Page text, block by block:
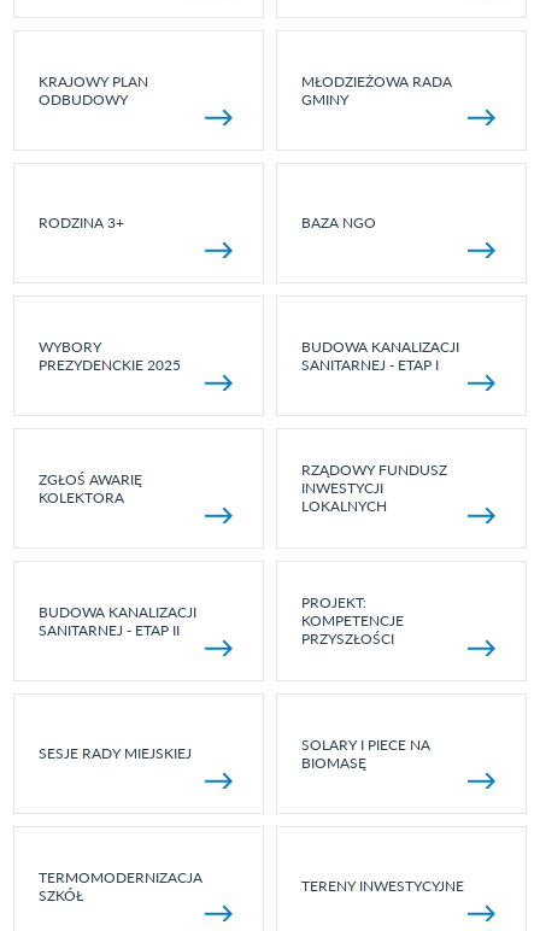
KRAJOWY PLAN
ODBUDOWY
MŁODZIEŻOWA RADA
GMINY
RODZINA 3+ BAZA NGO
WYBORY
PREZYDENCKIE 2025
BUDOWA KANALIZACJI
SANITARNEJ - ETAP I
ZGŁOŚ AWARIĘ
KOLEKTORA
RZĄDOWY FUNDUSZ
INWESTYCJI
LOKALNYCH
BUDOWA KANALIZACJI
SANITARNEJ - ETAP II
PROJEKT:
KOMPETENCJE
PRZYSZŁOŚCI
SESJE RADY MIEJSKIEJ
SOLARY I PIECE NA
BIOMASĘ
TERMOMODERNIZACJA
SZKÓŁ
TERENY INWESTYCYJNE